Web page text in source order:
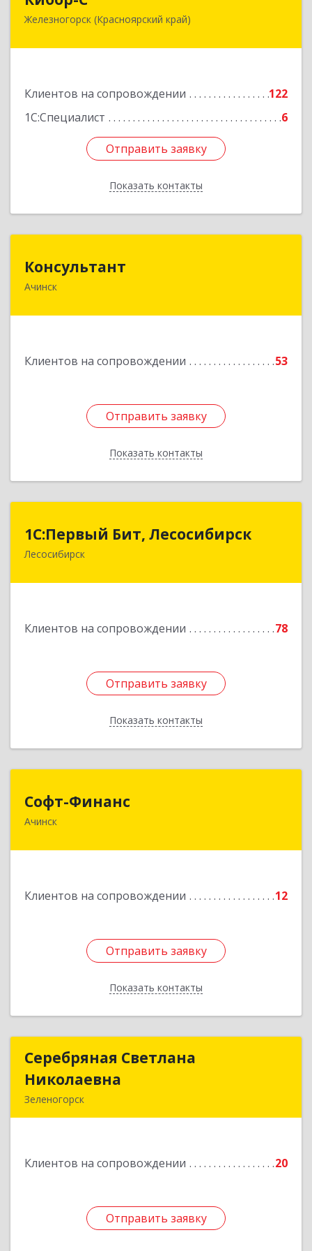
Железногорск (Красноярский край)
Клиентов на сопровождении
122
1С:Специалист
6
Отправить заявку
Показать контакты
662973, Красноярский край, Железногорск г,
Отправить заявку
Назад
Консультант
Ачинск
Клиентов на сопровождении 53
Отправить заявку
Показать контакты
662159, Красноярский край, Ачинск г, Юго-
Отправить заявку
Назад
1С:Первый Бит, Лесосибирск
Лесосибирск
Клиентов на сопровождении 78
Отправить заявку
Показать контакты
1С:Первый Бит, Лесосибирск
662544, Красноярский край, Лесосибирск г,
Отправить заявку
Назад
Софт-Финанс
Ачинск
Клиентов на сопровождении 12
Отправить заявку
Показать контакты
662150, Красноярский край, Ачинск г, 1-й мкр,
Отправить заявку
Назад
Серебряная Светлана
Николаевна
Зеленогорск
Клиентов на сопровождении 20
Отправить заявку
Серебряная Светлана
Подробнее
Отправить заявку